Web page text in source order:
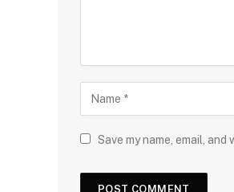
Save my name, email,